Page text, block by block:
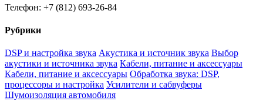
Телефон: +7 (812) 693-26-84
Рубрики
DSP и настройка звука Акустика и источник звука Выбор
акустики и источника звука Кабели, питание и аксессуары
Кабели, питание и аксессуары Обработка звука: DSP,
процессоры и настройка Усилители и сабвуферы
Шумоизоляция автомобиля